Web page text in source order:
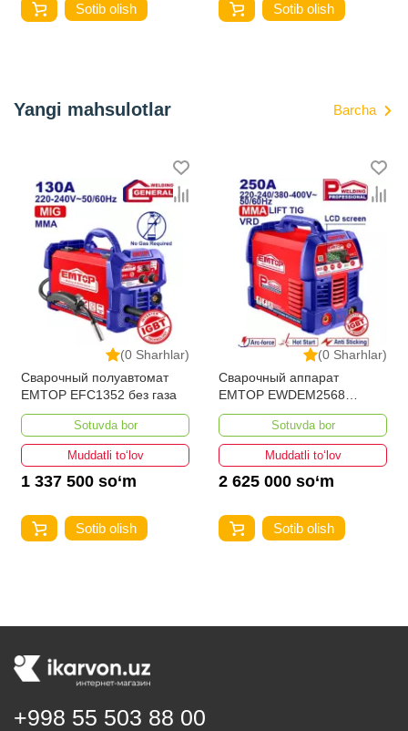
Sotib olish Sotib olish
Yangi mahsulotlar Barcha
(0 Sharhlar)
Сварочный полуавтомат
EMTOP EFC1352 без газа
Sotuvda bor
Muddatli to‘lov
1 337 500 so‘m
Sotib olish
(0 Sharhlar)
Сварочный аппарат
EMTOP EWDEM2568
MMA/TIG Lift
Sotuvda bor
Muddatli to‘lov
2 625 000 so‘m
Sotib olish
+998 55 503 88 00